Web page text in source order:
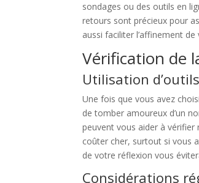
sondages ou des outils en
retours sont précieux pour
aussi faciliter l’affinement
Vérification de
Utilisation
Une fois que vous avez
de tomber amoureux d’un
peuvent vous aider à
coûter cher, surtout si vous
de votre réflexion vous
Considérations